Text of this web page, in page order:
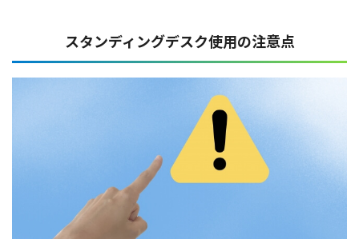
スタンディングデスク使用の注意点